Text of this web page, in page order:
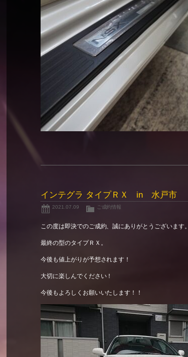
インテグラ タイプＲＸ in 水戸市
2021.07.09 ご成約情報
この度は即決でのご成約、誠にありがとうございます。
最終の型のタイプＲＸ。
今後も値上がりが予想されます！
大切に楽しんでください！
今後もよろしくお願いいたします！！